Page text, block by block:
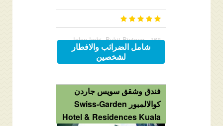
168, Jalan Imbi, Bukit Bintang,
Kuala Lumpur, Malaysia 55100
شامل الضرائب والافطار
لشخصين
فندق وشقق سويس جاردن
كوالالمبور Swiss-Garden
Hotel & Residences Kuala